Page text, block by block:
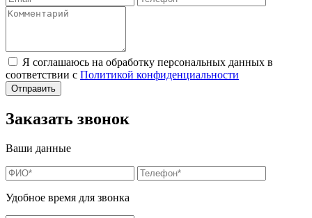
Я соглашаюсь на обработку персональных данных в
соответствии с Политикой конфиденциальности
Заказать звонок
Ваши данные
Удобное время для звонка